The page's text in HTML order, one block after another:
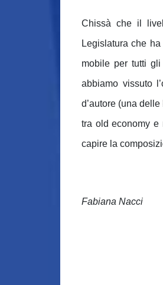
Chissà che il
Legislatura che
mobile per tutti
abbiamo vissuto
d’autore (una
tra old economy e
capire la
Fabiana Nacci